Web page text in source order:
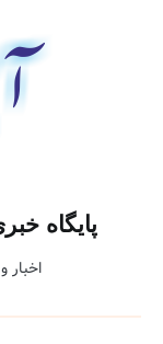
پایگاه
اخبار